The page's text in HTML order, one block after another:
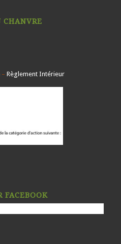
CHANVRE
– Règlement Intérieur
FACEBOOK